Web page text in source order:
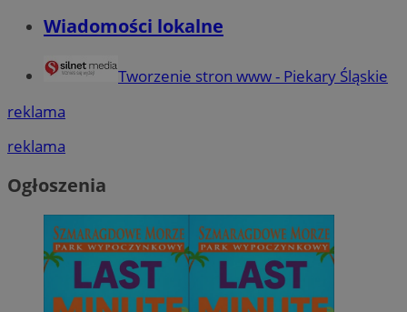
Wiadomości lokalne
Tworzenie stron www - Piekary Śląskie
reklama
reklama
Ogłoszenia